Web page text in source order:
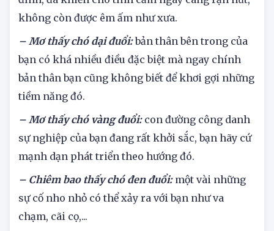
đồng, mâu thuẫn ý kiến của mọi người trong gia
đình, đã khiến cho tình cảm ngày càng rạn nứt,
không còn được êm ấm như xưa.
– Mơ thấy chó dại đuổi:bản thân bên trong của
bạn có khá nhiều điều đặc biệt mà ngay chính
bản thân bạn cũng không biết để khơi gợi những
tiềm năng đó.
– Mơ thấy chó vàng đuổi: con đường công danh
sự nghiệp của bạn đang rất khởi sắc, bạn hãy cứ
mạnh dạn phát triển theo hướng đó.
– Chiêm bao thấy chó đen đuổi:một vài những
sự cố nho nhỏ có thể xảy ra với bạn như va